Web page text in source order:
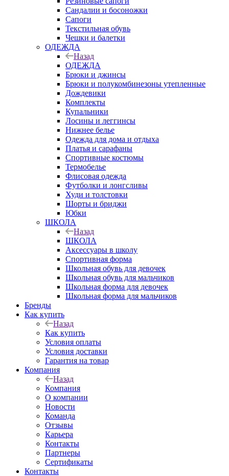
Сандалии и босоножки
Сапоги
Текстильная обувь
Чешки и балетки
ОДЕЖДА
Назад
ОДЕЖДА
Брюки и джинсы
Брюки и полукомбинезоны утепленные
Дождевики
Комплекты
Купальники
Лосины и леггинсы
Нижнее белье
Одежда для дома и отдыха
Платья и сарафаны
Спортивные костюмы
Термобелье
Флисовая одежда
Футболки и лонгсливы
Худи и толстовки
Шорты и бриджи
Юбки
ШКОЛА
Назад
ШКОЛА
Аксессуары в школу
Спортивная форма
Школьная обувь для девочек
Школьная обувь для мальчиков
Школьная форма для девочек
Школьная форма для мальчиков
Бренды
Как купить
Назад
Как купить
Условия оплаты
Условия доставки
Гарантия на товар
Компания
Назад
Компания
О компании
Новости
Команда
Отзывы
Карьера
Контакты
Партнеры
Сертификаты
Контакты